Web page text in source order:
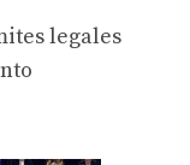
legales